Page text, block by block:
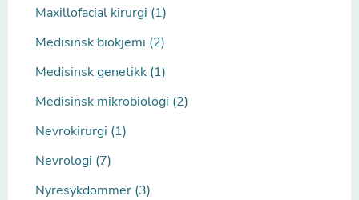
Maxillofacial kirurgi (1)
Medisinsk biokjemi (2)
Medisinsk genetikk (1)
Medisinsk mikrobiologi (2)
Nevrokirurgi (1)
Nevrologi (7)
Nyresykdommer (3)